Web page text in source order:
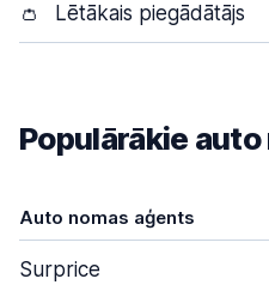
👛 Lētākais piegādātājs
Populārākie
Auto nomas aģents
Surprice